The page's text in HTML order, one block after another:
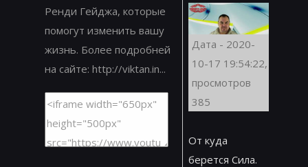
Ренди Гейджа, которые
помогут изменить вашу
жизнь. Более подробней
на сайте: http://viktan.in...
Дата - 2020-
10-17 19:54:22,
просмотров
385
От куда
берется Сила.